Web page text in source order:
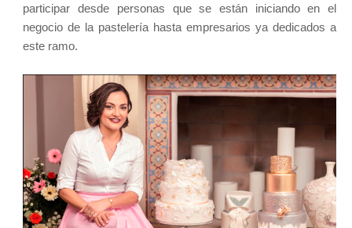
participar desde personas que se están iniciando en el
negocio de la pastelería hasta empresarios ya dedicados a
este ramo.